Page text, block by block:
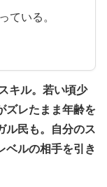
ている。
キル。若い頃少
ズレたまま年齢を
ル民も。自分のス
ベルの相手を引き